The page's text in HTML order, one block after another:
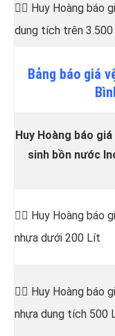
👷‍♂️ Huy Hoàng báo
dung tích trên
Bảng báo giá
Huy Hoàng báo
sinh bồn nước
👷‍♂️ Huy Hoàng báo
nhựa dưới 200 Lít
👷‍♂️ Huy Hoàng báo
nhựa dung tích 500